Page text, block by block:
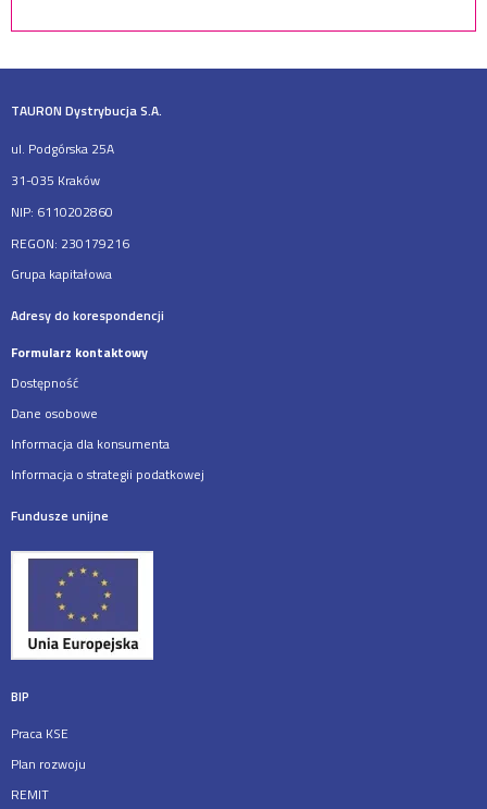
TAURON Dystrybucja S.A.
ul. Podgórska 25A
31-035 Kraków
NIP: 6110202860
REGON: 230179216
Grupa kapitałowa
Adresy do korespondencji
Formularz kontaktowy
Dostępność
Dane osobowe
Informacja dla konsumenta
Informacja o strategii podatkowej
Fundusze unijne
BIP
Praca KSE
Plan rozwoju
REMIT